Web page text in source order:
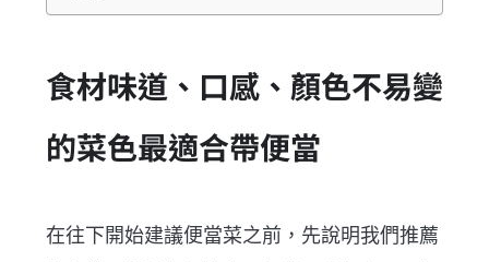
食材味道、口感、顏色不易變
的菜色最適合帶便當
在往下開始建議便當菜之前，先說明我們推薦